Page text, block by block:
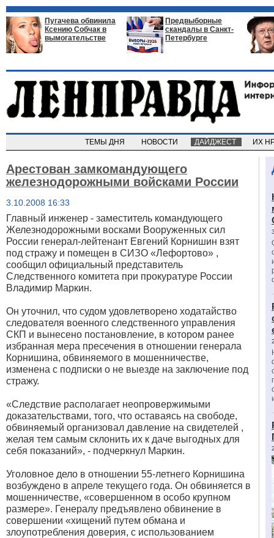
Пугачева обвинила
Ксению Собчак в
вымогательстве
Предвыборные
скандалы в Санкт-
Петербурге
ТЕМЫ ДНЯ НОВОСТИ ДАЙДЖЕСТ ИХ
Арестован замкомандующего
железнодорожными войсками России
3.10.2008 16:33
Главный инженер - заместитель командующего
Железнодорожными восками Вооруженных сил
России генерал-лейтенант Евгений Корнишин взят
под стражу и помещен в СИЗО «Лефортово» ,
сообщил официальный представитель
Следственного комитета при прокуратуре России
Владимир Маркин.
Он уточнил, что судом удовлетворено ходатайство
следователя военного следственного управления
СКП и вынесено постановление, в котором ранее
избранная мера пресечения в отношении генерала
Корнишина, обвиняемого в мошенничестве,
изменена с подписки о не выезде на заключение под
стражу.
«Следствие располагает неопровержимыми
доказательствами, того, что оставаясь на свободе,
обвиняемый организовал давление на свидетелей ,
желая тем самым склонить их к даче выгодных для
себя показаний», - подчеркнул Маркин.
Уголовное дело в отношении 55-летнего Корнишина
возбуждено в апреле текущего года. Он обвиняется в
мошенничестве, «совершенном в особо крупном
размере». Генералу предъявлено обвинение в
совершении «хищений путем обмана и
злоупотребления доверия, с использованием